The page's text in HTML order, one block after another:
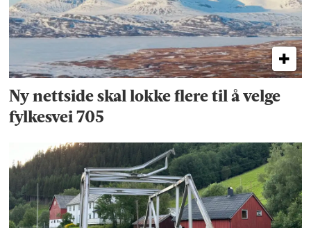
Ny nettside skal lokke flere til å velge
fylkesvei 705